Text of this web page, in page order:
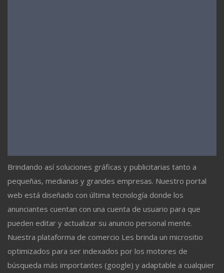
Brindando así soluciones gráficas y publicitarias tanto a
pequeñas, medianas y grandes empresas. Nuestro portal
web está diseñado con última tecnología donde los
anunciantes cuentan con una cuenta de usuario para que
pueden editar y actualizar su anuncio personal mente.
Nuestra plataforma de comercio Les brinda un micrositio
optimizados para ser indexados por los motores de
búsqueda más importantes (google) y adaptable a cualquier